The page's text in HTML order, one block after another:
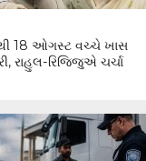
18 ઓગસ્ટ વચ્ચે ખાસ
રાહુલ-રિજિજુએ ચર્ચા